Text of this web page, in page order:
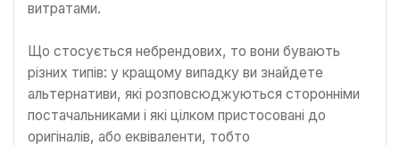
витратами.
Що стосується небрендових, то вони бувають
різних типів: у кращому випадку ви знайдете
альтернативи, які розповсюджуються сторонніми
постачальниками і які цілком пристосовані до
оригіналів, або еквіваленти, тобто